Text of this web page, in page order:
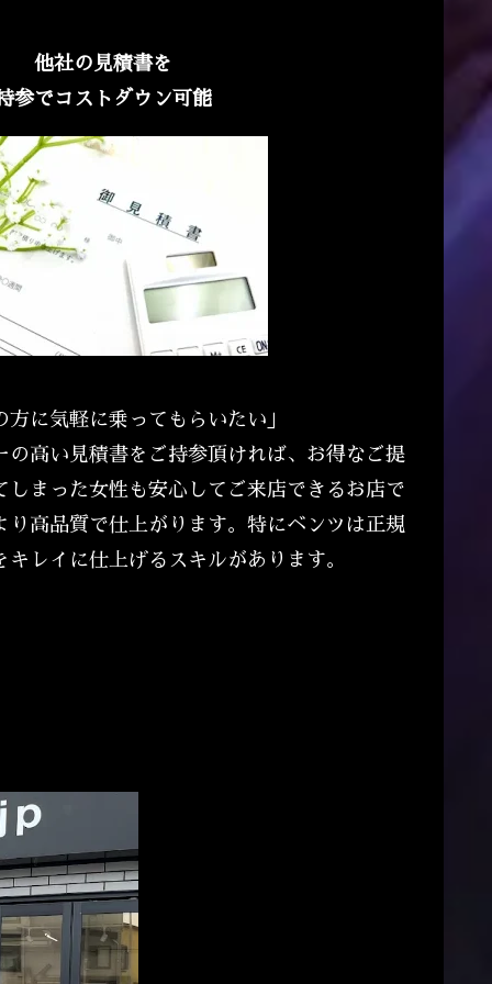
他社の見積書を
参でコストダウン可能
に気軽に乗ってもらいたい」
高い見積書をご持参頂ければ、お得なご提
まった女性も安心してご来店できるお店で
高品質で仕上がります。特にベンツは正規
レイに仕上げるスキルがあります。